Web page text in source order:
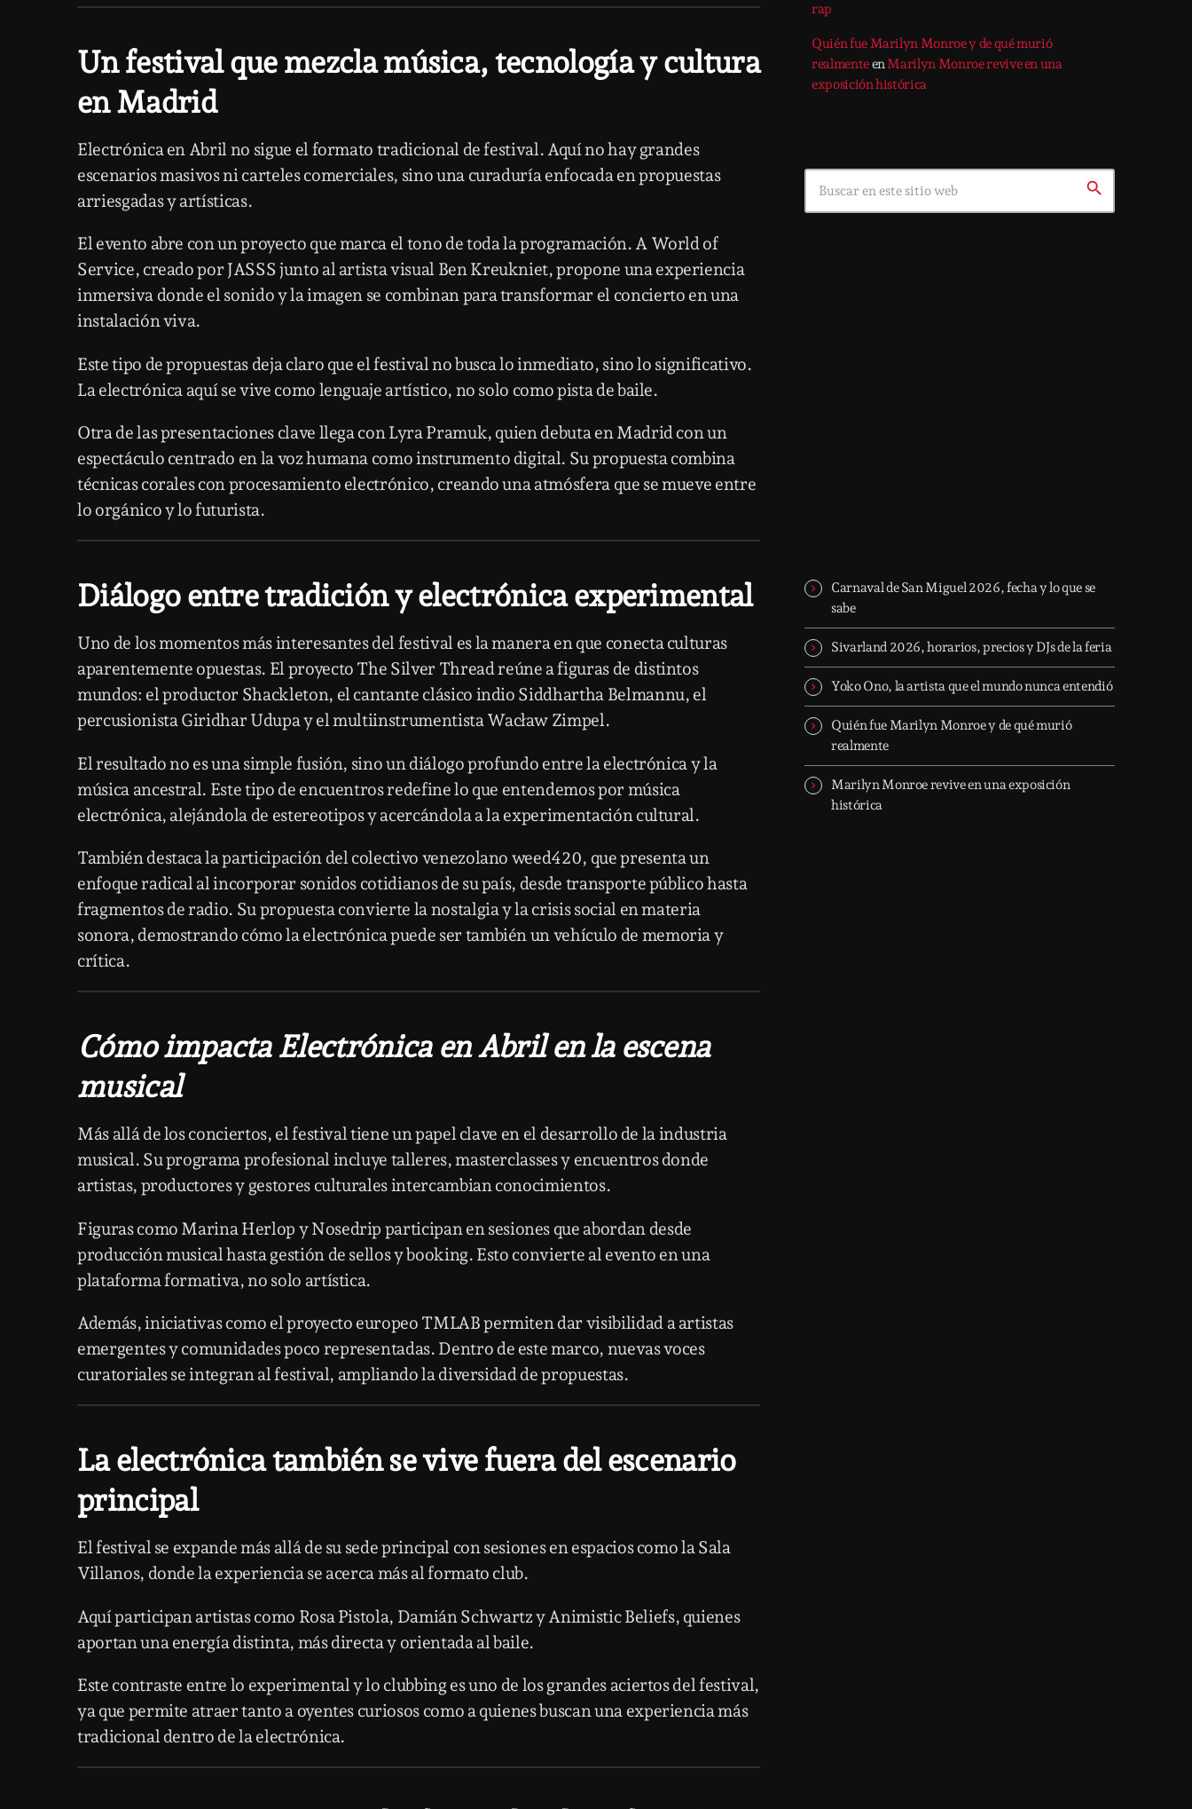
Un festival que mezcla música, tecnología y cultura
en Madrid
Electrónica en Abril no sigue el formato tradicional de festival. Aquí no hay grandes
escenarios masivos ni carteles comerciales, sino una curaduría enfocada en propuestas
arriesgadas y artísticas.
El evento abre con un proyecto que marca el tono de toda la programación. A World of
Service, creado por JASSSjunto al artista visual Ben Kreukniet, propone una experiencia
inmersiva donde el sonido y la imagen se combinan para transformar el concierto en una
instalación viva.
Este tipo de propuestas deja claro que el festival no busca lo inmediato, sino lo significativo.
La electrónica aquí se vive como lenguaje artístico, no solo como pista de baile.
Otra de las presentaciones clave llega conLyra Pramuk, quien debuta en Madrid con un
espectáculo centrado en la voz humana como instrumento digital. Su propuesta combina
técnicas corales con procesamiento electrónico, creando una atmósfera que se mueve entre
lo orgánico y lo futurista.
Diálogo entre tradición y electrónica experimental
Uno de los momentos más interesantes del festival es la manera en que conecta culturas
aparentemente opuestas. El proyecto The Silver Threadreúne a figuras de distintos
mundos: el productor Shackleton, el cantante clásico indio Siddhartha Belmannu, el
percusionistaGiridhar Udupay el multiinstrumentistaWacław Zimpel.
El resultado no es una simple fusión, sino un diálogo profundo entre la electrónica y la
música ancestral. Este tipo de encuentros redefine lo que entendemos por música
electrónica, alejándola de estereotipos y acercándola a la experimentación cultural.
También destaca la participación del colectivo venezolano weed420, que presenta un
enfoque radical al incorporar sonidos cotidianos de su país, desde transporte público hasta
fragmentos de radio. Su propuesta convierte la nostalgia y la crisis social en materia
sonora, demostrando cómo la electrónica puede ser también un vehículo de memoria y
crítica.
Cómo impacta Electrónica en Abril en la escena
musical
Más allá de los conciertos, el festival tiene un papel clave en el desarrollo de la industria
musical. Su programa profesional incluye talleres, masterclasses y encuentros donde
artistas, productores y gestores culturales intercambian conocimientos.
Figuras como Marina Herlop yNosedrip participan en sesiones que abordan desde
producción musical hasta gestión de sellos y booking. Esto convierte al evento en una
plataforma formativa, no solo artística.
Además, iniciativas como el proyecto europeo TMLAB permiten dar visibilidad a artistas
emergentes y comunidades poco representadas. Dentro de este marco, nuevas voces
curatoriales se integran al festival, ampliando la diversidad de propuestas.
La electrónica también se vive fuera del escenario
principal
El festival se expande más allá de su sede principal con sesiones en espacios como laSala
Villanos, donde la experiencia se acerca más al formato club.
Aquí participan artistas como Rosa Pistola, Damián SchwartzyAnimistic Beliefs, quienes
aportan una energía distinta, más directa y orientada al baile.
Este contraste entre lo experimental y lo clubbing es uno de los grandes aciertos del festival,
ya que permite atraer tanto a oyentes curiosos como a quienes buscan una experiencia más
tradicional dentro de la electrónica.
rap
Quién fue Marilyn Monroe y de qué murió
realmenteenMarilyn Monroe revive en una
exposición histórica
search
Carnaval de San Miguel 2026, fecha y lo que se
sabe
Sivarland 2026, horarios, precios y DJs de la feria
Yoko Ono, la artista que el mundo nunca entendió
Quién fue Marilyn Monroe y de qué murió
realmente
Marilyn Monroe revive en una exposición
histórica